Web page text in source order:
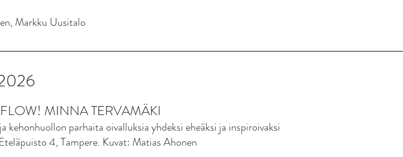
Markku Uusitalo
MINNA TERVAMÄKI
parhaita oivalluksia yhdeksi eheäksi ja inspiroivaksi
4, Tampere. Kuvat: Matias Ahonen